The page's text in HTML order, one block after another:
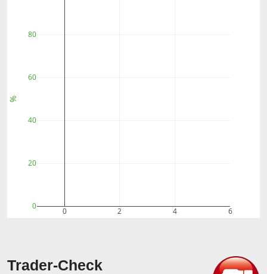
0 2 4 6
0
20
40
60
80
%
Trader-Check